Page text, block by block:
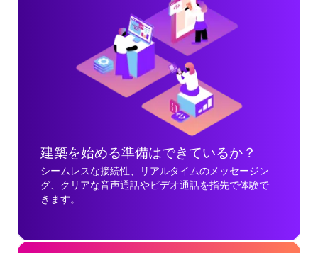
建築を始める準備はできているか？
シームレスな接続性、リアルタイムのメッセージン
グ、クリアな音声通話やビデオ通話を指先で体験で
きます。